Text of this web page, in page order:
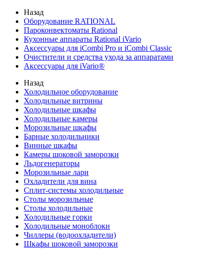
Назад
Оборудование RATIONAL
Пароконвектоматы Rational
Кухонные аппараты Rational iVario
Аксессуары для iCombi Pro и iCombi Classic
Очистители и средства ухода за аппаратами
Аксессуары для iVario®
Назад
Холодильное оборудование
Холодильные витрины
Холодильные шкафы
Холодильные камеры
Морозильные шкафы
Барные холодильники
Винные шкафы
Камеры шоковой заморозки
Льдогенераторы
Морозильные лари
Охладители для вина
Сплит-системы холодильные
Столы морозильные
Столы холодильные
Холодильные горки
Холодильные моноблоки
Чиллеры (водоохладители)
Шкафы шоковой заморозки